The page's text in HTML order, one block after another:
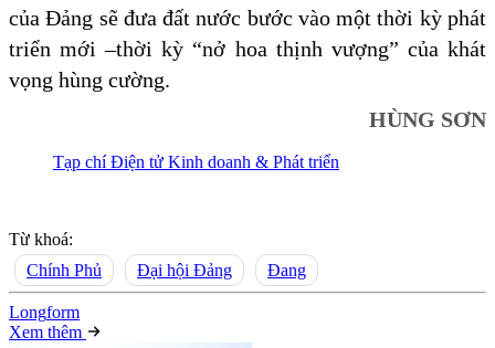
của Đảng sẽ đưa đất nước bước vào một thời kỳ phát
triển mới –thời kỳ “nở hoa thịnh vượng” của khát
vọng hùng cường.
HÙNG SƠN
Tạp chí Điện tử Kinh doanh & Phát triển
Từ khoá:
Chính Phủ
Đại hội Đảng Đang
Longform
Xem thêm